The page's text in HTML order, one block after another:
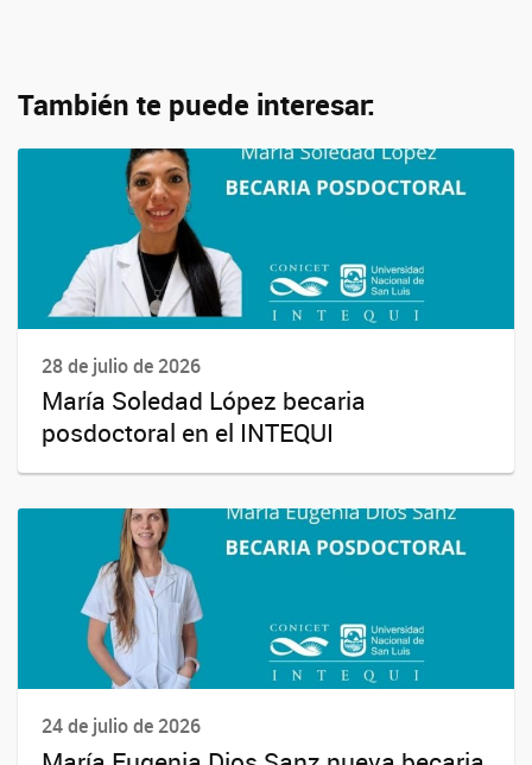
También te puede interesar:
28 de julio de 2026
María Soledad López becaria
posdoctoral en el INTEQUI
24 de julio de 2026